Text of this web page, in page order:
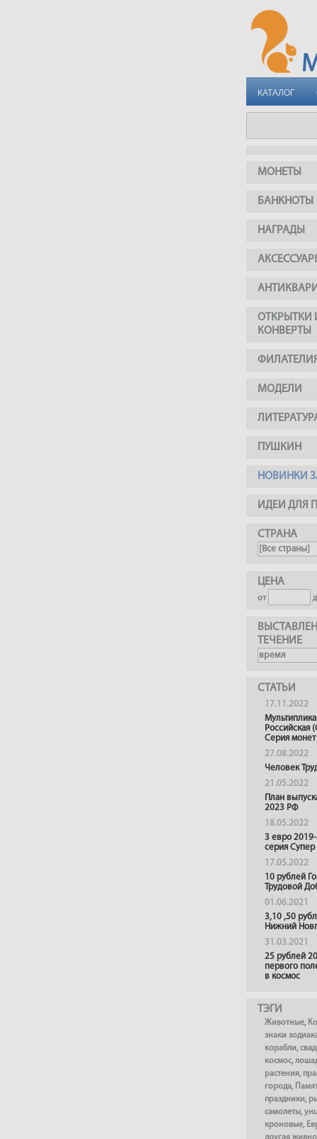
КАТАЛОГ
МОНЕТЫ
БАНКНОТЫ
НАГРАДЫ
ОТКРЫТКИ
КОНВЕРТЫ
МОДЕЛИ
ПУШКИН
НОВИНКИ
ИДЕИ ДЛЯ
СТРАНА
ЦЕНА
от
ТЕЧЕНИЕ
СТАТЬИ
17.11.2022
Российская
Серия монет
27.08.2022
Человек
21.05.2022
План
2023 РФ
18.05.2022
3 евро
серия
17.05.2022
10 рублей
Трудовой
01.06.2021
3,10 ,50
Нижний
31.03.2021
25 рублей
первого
в космос
ТЭГИ
Животные,
знаки
корабли,
космос,
растения,
города,
праздники,
самолеты,
кроновые,